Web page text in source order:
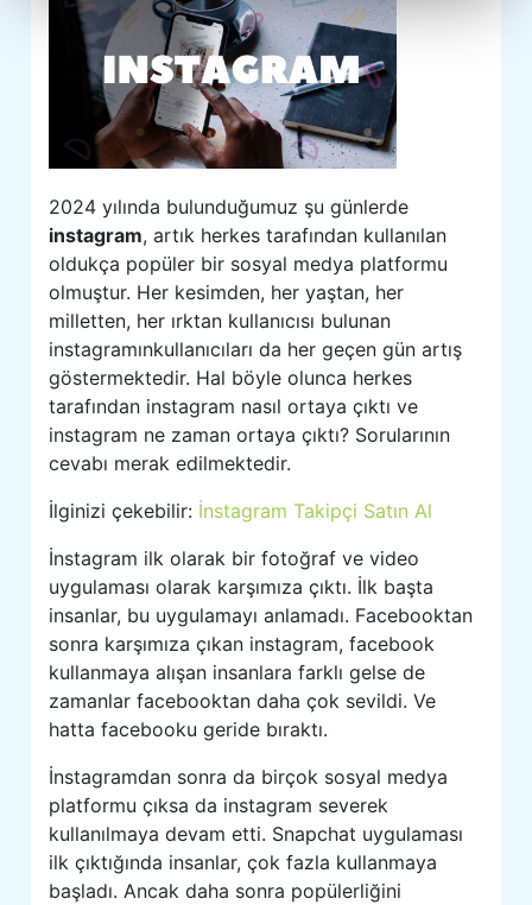
2024 yılında bulunduğumuz şu günlerde
instagram, artık herkes tarafından kullanılan
oldukça popüler bir sosyal medya platformu
olmuştur. Her kesimden, her yaştan, her
milletten, her ırktan kullanıcısı bulunan
instagramınkullanıcıları da her geçen gün artış
göstermektedir. Hal böyle olunca herkes
tarafından instagram nasıl ortaya çıktı ve
instagram ne zaman ortaya çıktı? Sorularının
cevabı merak edilmektedir.
İlginizi çekebilir: İnstagram Takipçi Satın Al
İnstagram ilk olarak bir fotoğraf ve video
uygulaması olarak karşımıza çıktı. İlk başta
insanlar, bu uygulamayı anlamadı. Facebooktan
sonra karşımıza çıkan instagram, facebook
kullanmaya alışan insanlara farklı gelse de
zamanlar facebooktan daha çok sevildi. Ve
hatta facebooku geride bıraktı.
İnstagramdan sonra da birçok sosyal medya
platformu çıksa da instagram severek
kullanılmaya devam etti. Snapchat uygulaması
ilk çıktığında insanlar, çok fazla kullanmaya
başladı. Ancak daha sonra popülerliğini